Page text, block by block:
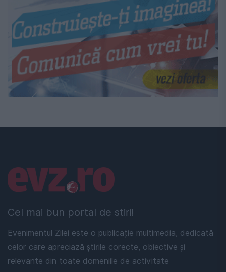
Cel mai bun portal de stiri!
Evenimentul Zilei este o publicație multimedia, dedicată
celor care apreciază știrile corecte, obiective și
relevante din toate domeniile de activitate
Linkuri utile